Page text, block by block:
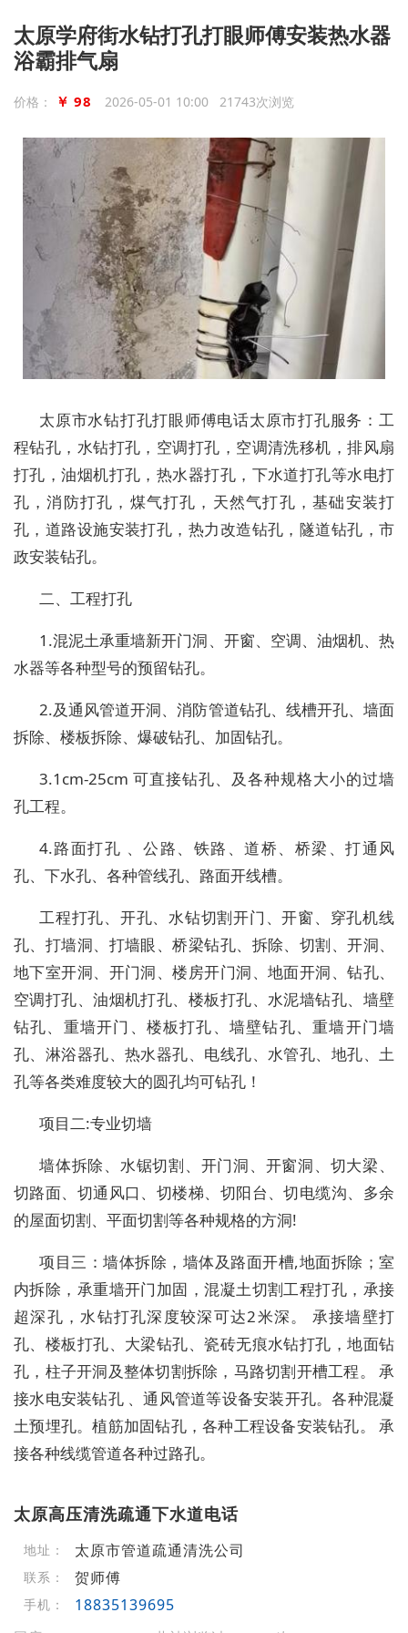
太原学府街水钻打孔打眼师傅安装热水器
浴霸排气扇
价格： ￥ 98 2026-05-01 10:00 21743次浏览
太原市水钻打孔打眼师傅电话太原市打孔服务：工
程钻孔，水钻打孔，空调打孔，空调清洗移机，排风扇
打孔，油烟机打孔，热水器打孔，下水道打孔等水电打
孔，消防打孔，煤气打孔，天然气打孔，基础安装打
孔，道路设施安装打孔，热力改造钻孔，隧道钻孔，市
政安装钻孔。
二、工程打孔
1.混泥土承重墙新开门洞、开窗、空调、油烟机、热
水器等各种型号的预留钻孔。
2.及通风管道开洞、消防管道钻孔、线槽开孔、墙面
拆除、楼板拆除、爆破钻孔、加固钻孔。
3.1cm-25cm 可直接钻孔、及各种规格大小的过墙
孔工程。
4.路面打孔 、公路、铁路、道桥、桥梁、打通风
孔、下水孔、各种管线孔、路面开线槽。
工程打孔、开孔、水钻切割开门、开窗、穿孔机线
孔、打墙洞、打墙眼、桥梁钻孔、拆除、切割、开洞、
地下室开洞、开门洞、楼房开门洞、地面开洞、钻孔、
空调打孔、油烟机打孔、楼板打孔、水泥墙钻孔、墙壁
钻孔、重墙开门、楼板打孔、墙壁钻孔、重墙开门墙
孔、淋浴器孔、热水器孔、电线孔、水管孔、地孔、土
孔等各类难度较大的圆孔均可钻孔！
项目二:专业切墙
墙体拆除、水锯切割、开门洞、开窗洞、切大梁、
切路面、切通风口、切楼梯、切阳台、切电缆沟、多余
的屋面切割、平面切割等各种规格的方洞!
项目三：墙体拆除，墙体及路面开槽,地面拆除；室
内拆除，承重墙开门加固，混凝土切割工程打孔，承接
超深孔，水钻打孔深度较深可达2米深。 承接墙壁打
孔、楼板打孔、大梁钻孔、瓷砖无痕水钻打孔，地面钻
孔，柱子开洞及整体切割拆除，马路切割开槽工程。 承
接水电安装钻孔 、通风管道等设备安装开孔。各种混凝
土预埋孔。植筋加固钻孔，各种工程设备安装钻孔。 承
接各种线缆管道各种过路孔。
太原高压清洗疏通下水道电话
地址： 太原市管道疏通清洗公司
联系： 贺师傅
手机： 18835139695